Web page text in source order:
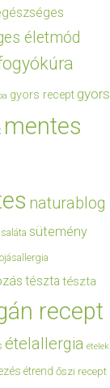
életmód
gyors recept gyors
mentes
naturablog
saláta sütemény
tészta tészta
recept
ételallergia ételek
étrend őszi recept